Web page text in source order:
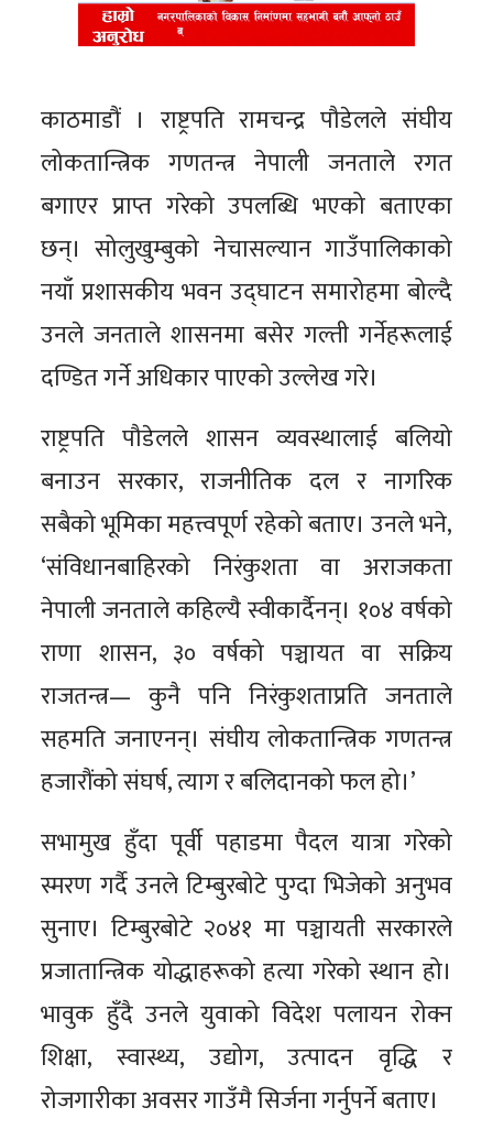
काठमाडौं । राष्ट्रपति रामचन्द्र पौडेलले संघीय
लोकतान्त्रिक गणतन्त्र नेपाली जनताले रगत
बगाएर प्राप्त गरेको उपलब्धि भएको बताएका
छन्। सोलुखुम्बुको नेचासल्यान गाउँपालिकाको
नयाँ प्रशासकीय भवन उद्घाटन समारोहमा बोल्दै
उनले जनताले शासनमा बसेर गल्ती गर्नेहरूलाई
दण्डित गर्ने अधिकार पाएको उल्लेख गरे।
राष्ट्रपति पौडेलले शासन व्यवस्थालाई बलियो
बनाउन सरकार, राजनीतिक दल र नागरिक
सबैको भूमिका महत्त्वपूर्ण रहेको बताए। उनले भने,
‘संविधानबाहिरको निरंकुशता वा अराजकता
नेपाली जनताले कहिल्यै स्वीकार्दैनन्। १०४ वर्षको
राणा शासन, ३० वर्षको पञ्चायत वा सक्रिय
राजतन्त्र— कुनै पनि निरंकुशताप्रति जनताले
सहमति जनाएनन्। संघीय लोकतान्त्रिक गणतन्त्र
हजारौंको संघर्ष, त्याग र बलिदानको फल हो।’
सभामुख हुँदा पूर्वी पहाडमा पैदल यात्रा गरेको
स्मरण गर्दै उनले टिम्बुरबोटे पुग्दा भिजेको अनुभव
सुनाए। टिम्बुरबोटे २०४१ मा पञ्चायती सरकारले
प्रजातान्त्रिक योद्धाहरूको हत्या गरेको स्थान हो।
भावुक हुँदै उनले युवाको विदेश पलायन रोक्न
शिक्षा, स्वास्थ्य, उद्योग, उत्पादन वृद्धि र
रोजगारीका अवसर गाउँमै सिर्जना गर्नुपर्ने बताए।